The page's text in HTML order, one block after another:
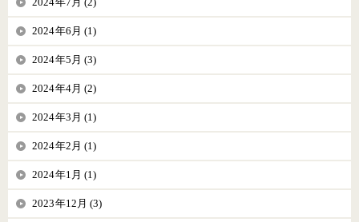
2024年6月 (1)
2024年5月 (3)
2024年4月 (2)
2024年3月 (1)
2024年2月 (1)
2024年1月 (1)
2023年12月 (3)